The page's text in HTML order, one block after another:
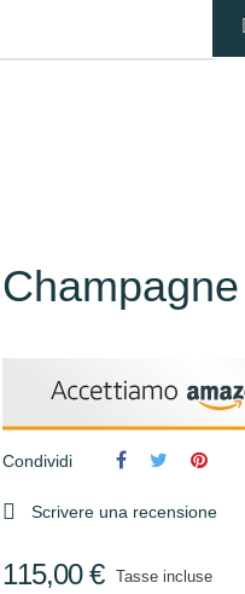
Condividi
 Scrivere una recensione
115,00 € Tasse incluse